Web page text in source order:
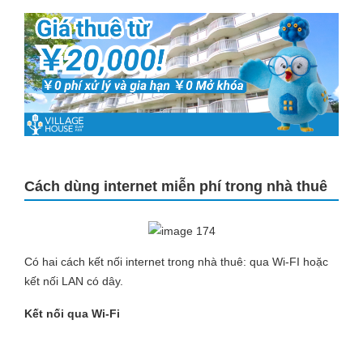
Cách dùng internet miễn phí trong nhà thuê
Có hai cách kết nối internet trong nhà thuê: qua Wi-FI hoặc
kết nối LAN có dây.
Kết nối qua Wi-Fi